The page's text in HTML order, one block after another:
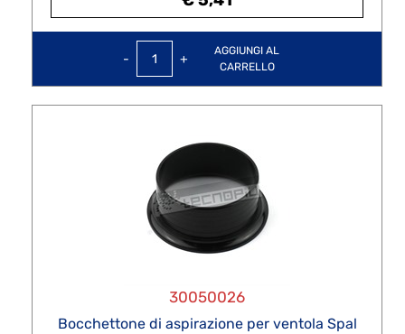
QuantitàAGGIUNGI AL
CARRELLO
30050026
Bocchettone di aspirazione per ventola Spal